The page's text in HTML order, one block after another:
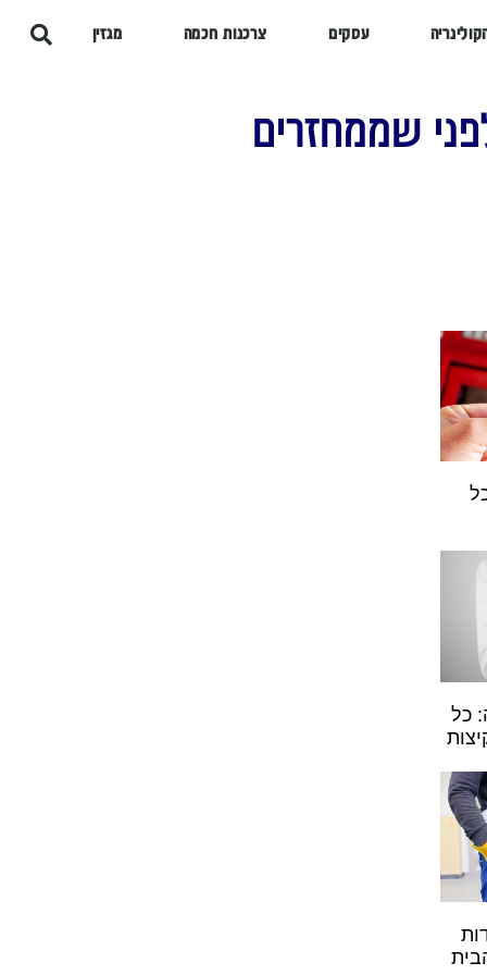
עסקים צרכנות חכמה מגזין
שממחזרים
כל